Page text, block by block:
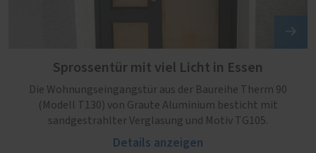
Sprossentür mit viel Licht in Essen
Die Wohnungseingangstür aus der Baureihe Therm 90
(Modell T130) von Graute Aluminium besticht mit
sandgestrahlter Verglasung und Motiv TG105.
Details anzeigen